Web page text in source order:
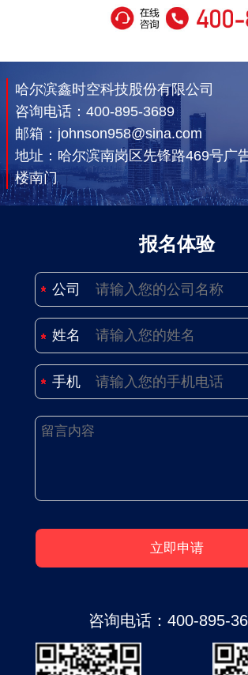
哈尔滨鑫时空科技股份有限公司
咨询电话： 400-895-3689
邮箱：johnson958@sina.com
地址：哈尔滨南岗区先锋路469号广
楼南门
报名体验
公司
姓名
手机
咨询电话： 400-895-